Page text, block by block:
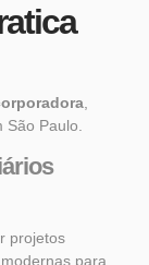
São Paulo.
projetos
para